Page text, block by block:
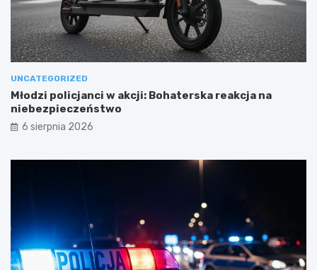
UNCATEGORIZED
Młodzi policjanci w akcji: Bohaterska reakcja na
niebezpieczeństwo
6 sierpnia 2026